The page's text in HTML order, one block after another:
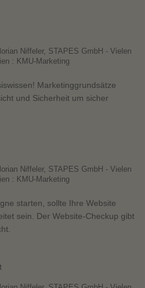
Niffeler, STAPES GmbH - Vielen
: KMU-Marketing
Marketinggrundsätze
und Sicherheit um sicher
Niffeler, STAPES GmbH - Vielen
: KMU-Marketing
starten, sollte Ihre Website
sein. Der Website-Checkup gibt